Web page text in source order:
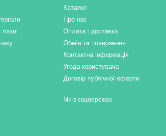
Каталог
Про нас
Оплата і доставка
Обмін та повернення
Контактна інформація
Угода користувача
Договір публічної оферти
Ми в соцмережах